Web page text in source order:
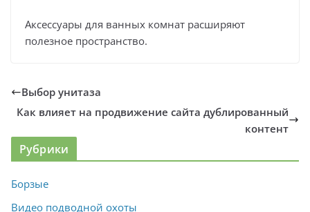
Аксессуары для ванных комнат расширяют
полезное пространство.
Выбор унитаза
Как влияет на продвижение сайта дублированный
контент
Рубрики
Борзые
Видео подводной охоты